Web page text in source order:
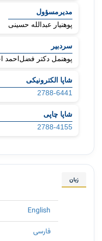
مدیرمسؤول
پوهنیار عبدالله حسینی
سردبیر
پوهنمل دکتر فضل‌احمد
شاپا الکترونیکی
2788-6441
شاپا چاپی
2788-4155
زبان
English
فارسی